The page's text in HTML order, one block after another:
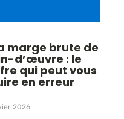
marge brute de
d’œuvre : le
qui peut vous
en erreur
2026